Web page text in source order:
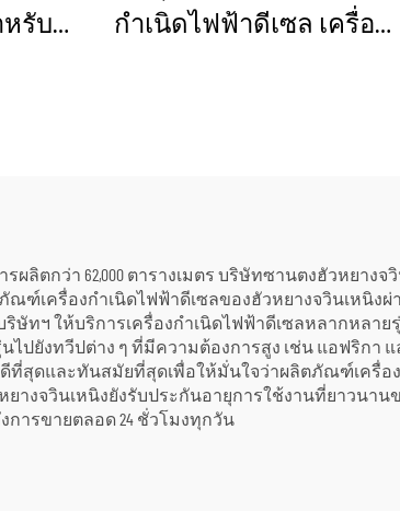
รับ
กำเนิดไฟฟ้าดีเซล เครื่อง
ลิตกว่า 62,000 ตารางเมตร บริษัทซานตงฮัวหยาง
เครื่องกำเนิดไฟฟ้าดีเซลของฮัวหยางจวินเหนิงผ่านก
ฯ ให้บริการเครื่องกำเนิดไฟฟ้าดีเซลหลากหลายรุ่
ไปยังทวีปต่าง ๆ ที่มีความต้องการสูง เช่น แอฟริก
ที่สุดและทันสมัยที่สุดเพื่อให้มั่นใจว่าผลิตภัณฑ์เครื่
างจวินเหนิงยังรับประกันอายุการใช้งานที่ยาวน
การขายตลอด 24 ชั่วโมงทุกวัน